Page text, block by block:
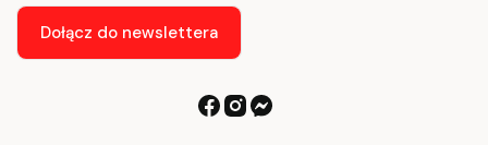
Dołącz do newslettera